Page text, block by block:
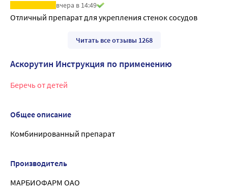
вчера в 14:49
Отличный препарат для укрепления стенок сосудов
Читать все отзывы 1268
Аскорутин Инструкция по применению
Беречь от детей
Общее описание
Комбинированный препарат
Производитель
МАРБИОФАРМ ОАО